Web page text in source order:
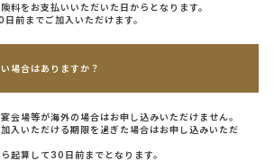
料をお支払いいただいた日からとなります。
前までご加入いただけます。
場合はありますか？
会場等が海外の場合はお申し込みいただけません。
入いただける期限を過ぎた場合はお申し込みいただ
起算して30日前までとなります。